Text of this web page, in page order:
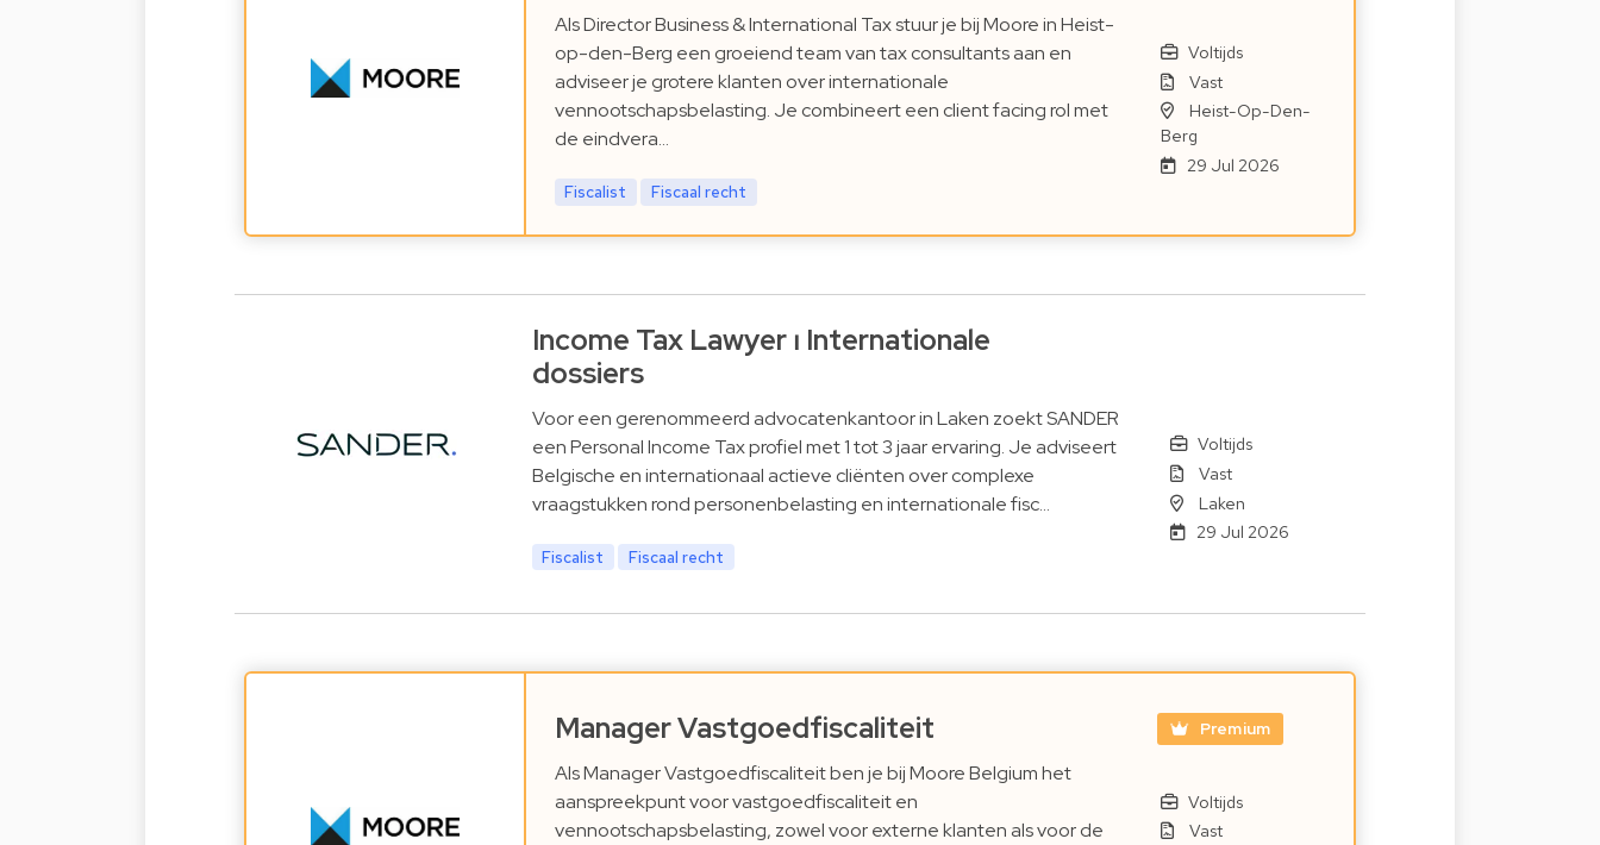
Als Director Business & International Tax stuur je bij Moore in Heist-
op-den-Berg een groeiend team van tax consultants aan en
adviseer je grotere klanten over internationale
vennootschapsbelasting. Je combineert een client facing rol met
de eindvera…
Fiscalist Fiscaal recht
Voltijds
Vast
Heist-Op-Den-
Berg
29 Jul 2026
Income Tax Lawyer ⏐ Internationale
dossiers
Voor een gerenommeerd advocatenkantoor in Laken zoekt SANDER
een Personal Income Tax profiel met 1 tot 3 jaar ervaring. Je adviseert
Belgische en internationaal actieve cliënten over complexe
vraagstukken rond personenbelasting en internationale fisc…
Fiscalist Fiscaal recht
Voltijds
Vast
Laken
29 Jul 2026
Manager Vastgoedfiscaliteit Premium
Als Manager Vastgoedfiscaliteit ben je bij Moore Belgium het
aanspreekpunt voor vastgoedfiscaliteit en
vennootschapsbelasting, zowel voor externe klanten als voor de
Voltijds
Vast